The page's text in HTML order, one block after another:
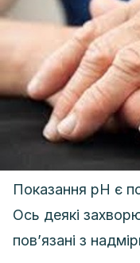
Показання pH є
Ось деякі
пов’язані з